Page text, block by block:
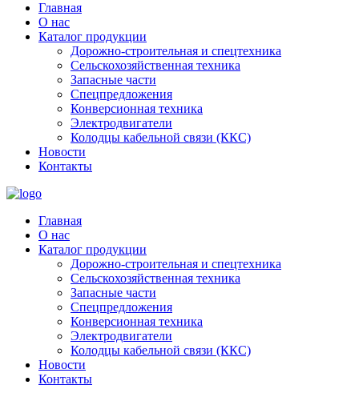
Главная
О нас
Каталог продукции
Дорожно-строительная и спецтехника
Сельскохозяйственная техника
Запасные части
Спецпредложения
Конверсионная техника
Электродвигатели
Колодцы кабельной связи (ККС)
Новости
Контакты
Главная
О нас
Каталог продукции
Дорожно-строительная и спецтехника
Сельскохозяйственная техника
Запасные части
Спецпредложения
Конверсионная техника
Электродвигатели
Колодцы кабельной связи (ККС)
Новости
Контакты